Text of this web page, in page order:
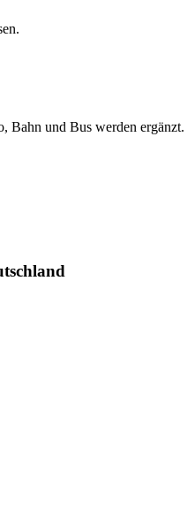
Bahn und Bus werden ergänzt.